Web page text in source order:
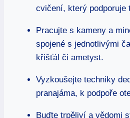
cvičení, který podporuje
Pracujte s kameny a
spojené s jednotlivými
křišťál či ametyst.
Vyzkoušejte techniky
pranajáma, k podpoře
Buďte trpěliví a vědomi